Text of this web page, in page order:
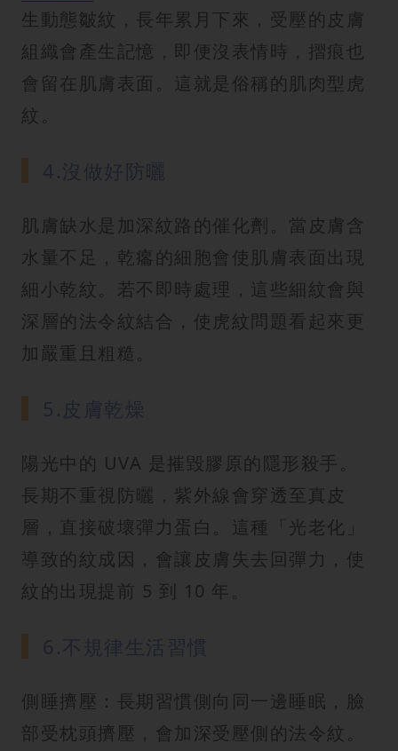
生動態皺紋，長年累月下來，受壓的皮膚
組織會產生記憶，即便沒表情時，摺痕也
會留在肌膚表面。這就是俗稱的肌肉型虎
紋。
肌膚缺水是加深紋路的催化劑。當皮膚含
水量不足，乾癟的細胞會使肌膚表面出現
細小乾紋。若不即時處理，這些細紋會與
深層的法令紋結合，使虎紋問題看起來更
加嚴重且粗糙。
陽光中的 UVA 是摧毀膠原的隱形殺手。
長期不重視防曬，紫外線會穿透至真皮
層，直接破壞彈力蛋白。這種「光老化」
導致的紋成因，會讓皮膚失去回彈力，使
紋的出現提前 5 到 10 年。
側睡擠壓：長期習慣側向同一邊睡眠，臉
部受枕頭擠壓，會加深受壓側的法令紋。